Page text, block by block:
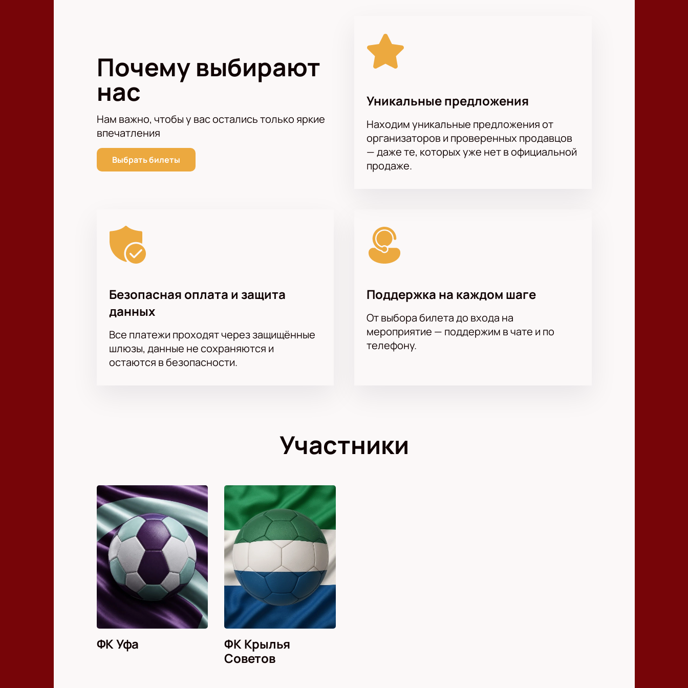
Почему выбирают
нас
Нам важно, чтобы у вас остались только яркие
впечатления
Выбрать билеты
Уникальные предложения
Находим уникальные предложения от
организаторов и проверенных продавцов
— даже те, которых уже нет в официальной
продаже.
Безопасная оплата и защита
данных
Все платежи проходят через защищённые
шлюзы, данные не сохраняются и
остаются в безопасности.
Поддержка на каждом шаге
От выбора билета до входа на
мероприятие — поддержим в чате и по
телефону.
Участники
ФК Уфа
ФК Крылья
Советов